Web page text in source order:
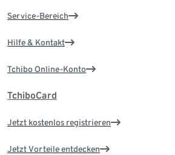
Service-Bereich
Hilfe & Kontakt
Tchibo Online-Konto
TchiboCard
Jetzt kostenlos registrieren
Jetzt Vorteile entdecken